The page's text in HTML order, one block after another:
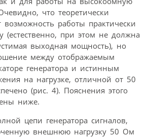
что теоретически
работы практически
(естественно, при этом не должна
выходная мощность), но
между отображаемым
генератора и истинным
на нагрузке, отличной от 50
(рис. 4). Пояснения этого
ниже.